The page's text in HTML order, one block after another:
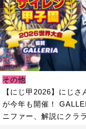
その他
【にじ甲2026】にじ
が今年も開催！
ニファー、解説にクラ